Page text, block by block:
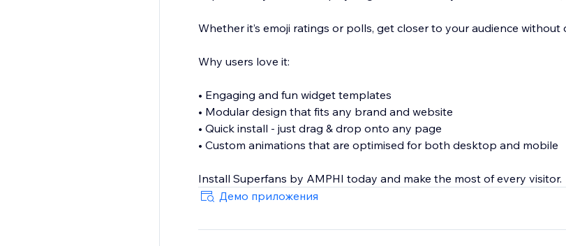
Whether it’s emoji ratings or polls, get closer to your audience
Why users love it:
• Engaging and fun widget templates
• Modular design that fits any brand and website
• Quick install - just drag & drop onto any page
• Custom animations that are optimised for both desktop and mobile
Демо приложения